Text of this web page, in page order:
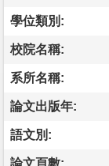
學位類別:
校院名稱:
系所名稱:
論文出版年:
語文別:
論文頁數: